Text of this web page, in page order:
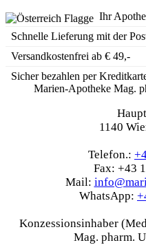
Ihr
Schnelle Lieferung mit der
Versandkostenfrei ab € 49,-
Sicher bezahlen per
Marien-Apotheke Mag.
1140
Telefon.:
Fax: +43
Mail:
WhatsApp:
Konzessionsinhaber
Mag. pharm.